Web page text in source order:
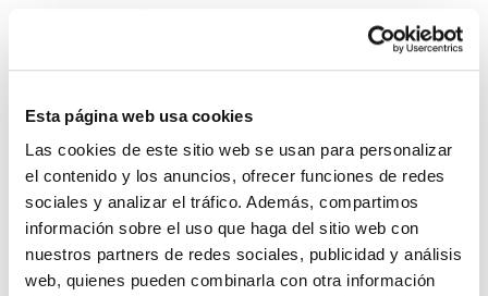
Esta página web usa cookies
Las cookies de este sitio web se usan para personalizar
el contenido y los anuncios, ofrecer funciones de redes
sociales y analizar el tráfico. Además, compartimos
información sobre el uso que haga del sitio web con
nuestros partners de redes sociales, publicidad y análisis
web, quienes pueden combinarla con otra información
ELA Astekaria 33
ELA Astekaria 33.PDF1.2 MB